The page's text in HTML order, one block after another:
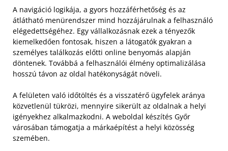
A navigáció logikája, a gyors hozzáférhetőség és az
átlátható menürendszer mind hozzájárulnak a felhasználó
elégedettségéhez. Egy vállalkozásnak ezek a tényezők
kiemelkedően fontosak, hiszen a látogatók gyakran a
személyes találkozás előtti online benyomás alapján
döntenek. Továbbá a felhasználói élmény optimalizálása
hosszú távon az oldal hatékonyságát növeli.
A felületen való időtöltés és a visszatérő ügyfelek aránya
közvetlenül tükrözi, mennyire sikerült az oldalnak a helyi
igényekhez alkalmazkodni. A weboldal készítés Győr
városában támogatja a márkaépítést a helyi közösség
szemében.